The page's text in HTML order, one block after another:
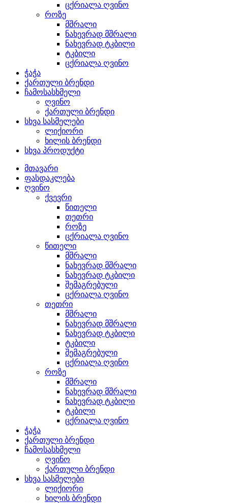
ცქრიალა ღვინო
როზე
მშრალი
ნახევრად მშრალი
ნახევრად ტკბილი
ტკბილი
ცქრიალა ღვინო
ჭაჭა
ქართული ბრენდი
ჩამოსასხმელი
ღვინო
ქართული ბრენდი
სხვა სასმელები
ლიქიორი
ხილის ბრენდი
სხვა პროდუქტი
მთავარი
ფასდაკლება
ღვინო
ქვევრი
წითელი
თეთრი
როზე
ცქრიალა ღვინო
წითელი
მშრალი
ნახევრად მშრალი
ნახევრად ტკბილი
შემაგრებული
ცქრიალა ღვინო
თეთრი
მშრალი
ნახევრად მშრალი
ნახევრად ტკბილი
ტკბილი
შემაგრებული
ცქრიალა ღვინო
როზე
მშრალი
ნახევრად მშრალი
ნახევრად ტკბილი
ტკბილი
ცქრიალა ღვინო
ჭაჭა
ქართული ბრენდი
ჩამოსასხმელი
ღვინო
ქართული ბრენდი
სხვა სასმელები
ლიქიორი
ხილის ბრენდი